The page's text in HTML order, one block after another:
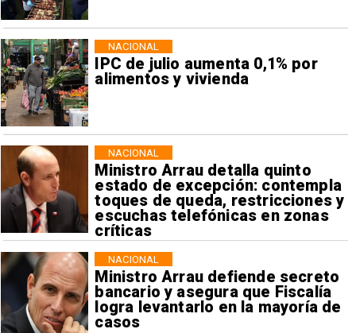
IPC de julio aumenta 0,1% por
alimentos y vivienda
NACIONAL
Ministro Arrau detalla quinto
estado de excepción: contempla
toques de queda, restricciones y
escuchas telefónicas en zonas
críticas
NACIONAL
Ministro Arrau defiende secreto
bancario y asegura que Fiscalía
logra levantarlo en la mayoría de
casos
NACIONAL